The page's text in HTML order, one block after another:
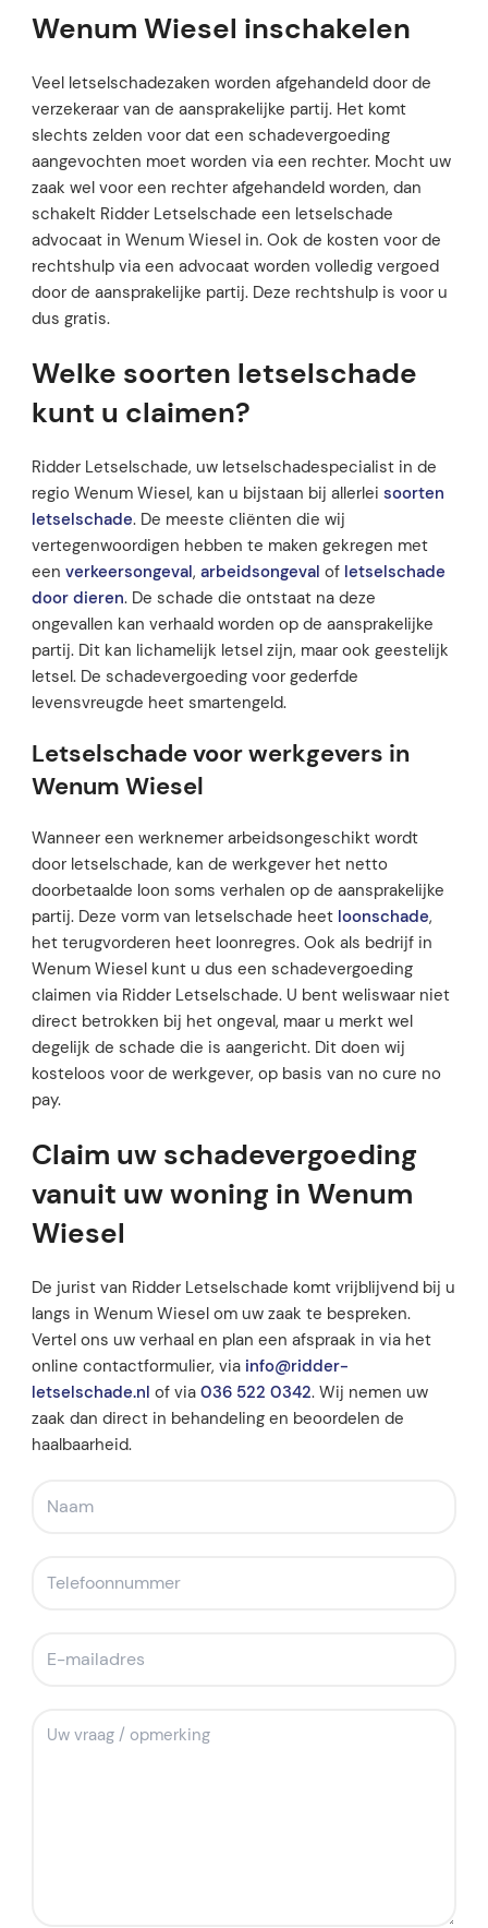
Wenum Wiesel inschakelen
Veel letselschadezaken worden afgehandeld door de
verzekeraar van de aansprakelijke partij. Het komt
slechts zelden voor dat een schadevergoeding
aangevochten moet worden via een rechter. Mocht uw
zaak wel voor een rechter afgehandeld worden, dan
schakelt Ridder Letselschade een letselschade
advocaat in Wenum Wiesel in. Ook de kosten voor de
rechtshulp via een advocaat worden volledig vergoed
door de aansprakelijke partij. Deze rechtshulp is voor u
dus gratis.
Welke soorten letselschade
kunt u claimen?
Ridder Letselschade, uw letselschadespecialist in de
regio Wenum Wiesel, kan u bijstaan bij allerlei soorten
letselschade. De meeste cliënten die wij
vertegenwoordigen hebben te maken gekregen met
een verkeersongeval, arbeidsongeval of letselschade
door dieren. De schade die ontstaat na deze
ongevallen kan verhaald worden op de aansprakelijke
partij. Dit kan lichamelijk letsel zijn, maar ook geestelijk
letsel. De schadevergoeding voor gederfde
levensvreugde heet smartengeld.
Letselschade voor werkgevers in
Wenum Wiesel
Wanneer een werknemer arbeidsongeschikt wordt
door letselschade, kan de werkgever het netto
doorbetaalde loon soms verhalen op de aansprakelijke
partij. Deze vorm van letselschade heet loonschade,
het terugvorderen heet loonregres. Ook als bedrijf in
Wenum Wiesel kunt u dus een schadevergoeding
claimen via Ridder Letselschade. U bent weliswaar niet
direct betrokken bij het ongeval, maar u merkt wel
degelijk de schade die is aangericht. Dit doen wij
kosteloos voor de werkgever, op basis van no cure no
pay.
Claim uw schadevergoeding
vanuit uw woning in Wenum
Wiesel
De jurist van Ridder Letselschade komt vrijblijvend bij u
langs in Wenum Wiesel om uw zaak te bespreken.
Vertel ons uw verhaal en plan een afspraak in via het
online contactformulier, via info@ridder-
letselschade.nl of via 036 522 0342. Wij nemen uw
zaak dan direct in behandeling en beoordelen de
haalbaarheid.